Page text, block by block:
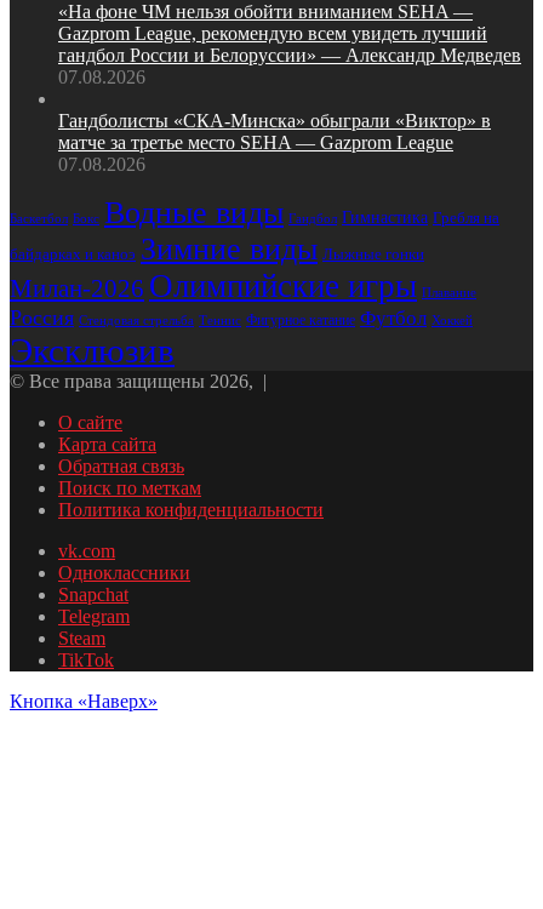
«На фоне ЧМ нельзя обойти вниманием SEHA —
Gazprom League, рекомендую всем увидеть лучший
гандбол России и Белоруссии» — Александр Медведев
07.08.2026
Гандболисты «СКА‑Минска» обыграли «Виктор» в
матче за третье место SEHA — Gazprom League
07.08.2026
Баскетбол Бокс Водные виды Гандбол Гимнастика Гребля на
байдарках и каноэ Зимние виды Лыжные гонки
Милан-2026 Олимпийские игры Плавание
Россия Стендовая стрельба Теннис Фигурное катание Футбол Хоккей
Эксклюзив
© Все права защищены 2026, |
О сайте
Карта сайта
Обратная связь
Поиск по меткам
Политика конфиденциальности
vk.com
Одноклассники
Snapchat
Telegram
Steam
TikTok
Кнопка «Наверх»